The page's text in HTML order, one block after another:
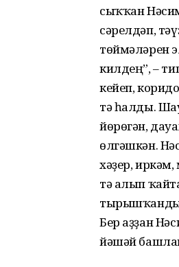
сыҡҡан
сәрелдәп,
төймәләрен
килдең”, –
кейеп,
тә һалды.
йөрөгән,
өлгәшкән.
хәҙер,
тә алып
Бер аҙҙан
йәшәй